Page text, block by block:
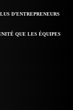
D’ENTREPRENEURS
QUE LES ÉQUIPES